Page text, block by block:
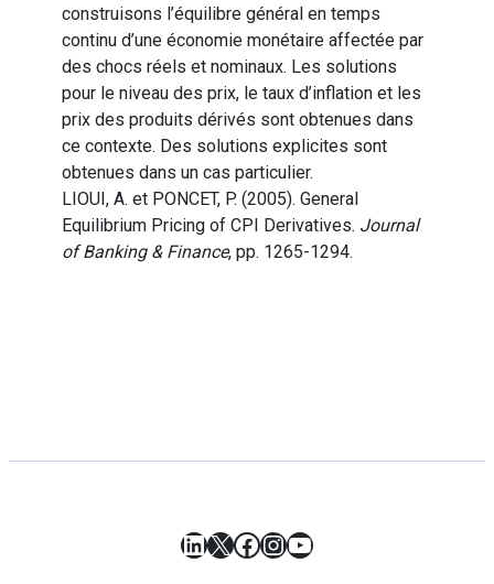
construisons l’équilibre général en temps
continu d’une économie monétaire affectée par
des chocs réels et nominaux. Les solutions
pour le niveau des prix, le taux d’inflation et les
prix des produits dérivés sont obtenues dans
ce contexte. Des solutions explicites sont
obtenues dans un cas particulier.
LIOUI, A. et PONCET, P. (2005). General
Equilibrium Pricing of CPI Derivatives. Journal
of Banking & Finance, pp. 1265-1294.
LinkedIn
X Facebook
Instagram
YouTube